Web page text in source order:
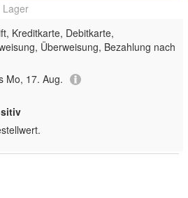
Kreditkarte, Debitkarte,
Überweisung, Bezahlung nach
Mo, 17. Aug.